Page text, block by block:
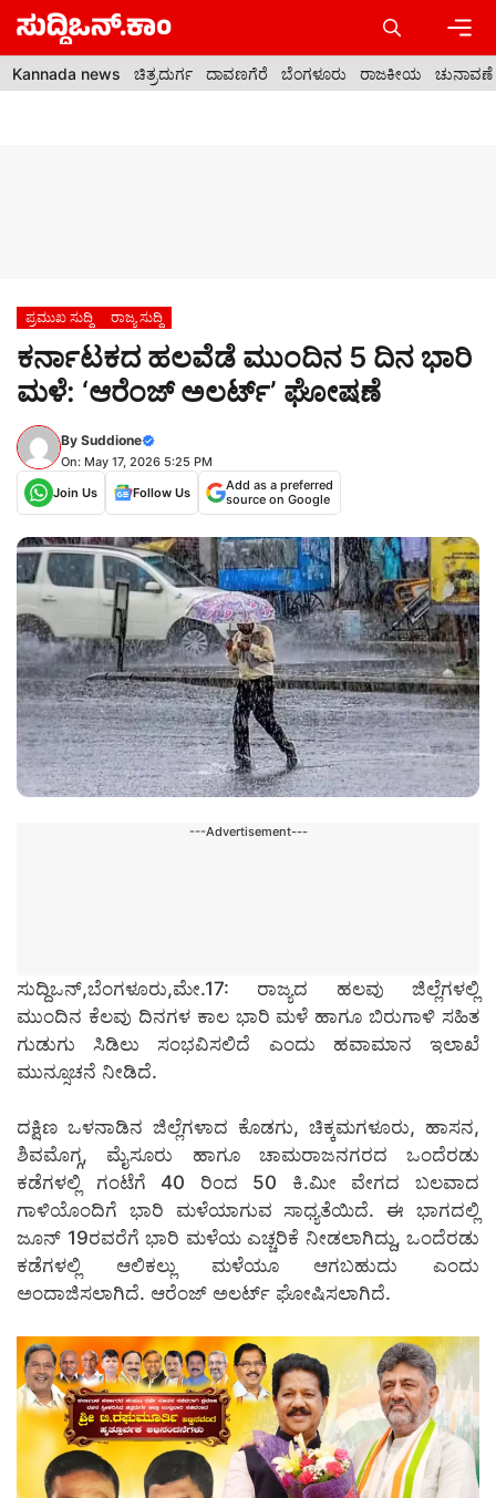
Skip
content
Kannada news ಚಿತ್ರದುರ್ಗ ದಾವಣಗೆರೆ ಬೆಂಗಳೂರು ರಾಜಕೀಯ ಚುನಾವಣೆ
ಪ್ರಮುಖ ಸುದ್ದಿ ರಾಜ್ಯ ಸುದ್ದಿ
ಕರ್ನಾಟಕದ ಹಲವೆಡೆ ಮುಂದಿನ 5 ದಿನ ಭಾರಿ
ಮಳೆ: ‘ಆರೆಂಜ್ ಅಲರ್ಟ್’ ಘೋಷಣೆ
By Suddione
On: May 17, 2026 5:25 PM
Join Us
Follow Us
Add as a preferred
source on Google
---Advertisement---
ಸುದ್ದಿಒನ್,ಬೆಂಗಳೂರು,ಮೇ.17: ರಾಜ್ಯದ ಹಲವು ಜಿಲ್ಲೆಗಳಲ್ಲಿ
ಮುಂದಿನ ಕೆಲವು ದಿನಗಳ ಕಾಲ ಭಾರಿ ಮಳೆ ಹಾಗೂ ಬಿರುಗಾಳಿ ಸಹಿತ
ಗುಡುಗು ಸಿಡಿಲು ಸಂಭವಿಸಲಿದೆ ಎಂದು ಹವಾಮಾನ ಇಲಾಖೆ
ಮುನ್ಸೂಚನೆ ನೀಡಿದೆ.
ದಕ್ಷಿಣ ಒಳನಾಡಿನ ಜಿಲ್ಲೆಗಳಾದ ಕೊಡಗು, ಚಿಕ್ಕಮಗಳೂರು, ಹಾಸನ,
ಶಿವಮೊಗ್ಗ, ಮೈಸೂರು ಹಾಗೂ ಚಾಮರಾಜನಗರದ ಒಂದೆರಡು
ಕಡೆಗಳಲ್ಲಿ ಗಂಟೆಗೆ 40 ರಿಂದ 50 ಕಿ.ಮೀ ವೇಗದ ಬಲವಾದ
ಗಾಳಿಯೊಂದಿಗೆ ಭಾರಿ ಮಳೆಯಾಗುವ ಸಾಧ್ಯತೆಯಿದೆ. ಈ ಭಾಗದಲ್ಲಿ
ಜೂನ್ 19ರವರೆಗೆ ಭಾರಿ ಮಳೆಯ ಎಚ್ಚರಿಕೆ ನೀಡಲಾಗಿದ್ದು, ಒಂದೆರಡು
ಕಡೆಗಳಲ್ಲಿ ಆಲಿಕಲ್ಲು ಮಳೆಯೂ ಆಗಬಹುದು ಎಂದು
ಅಂದಾಜಿಸಲಾಗಿದೆ. ಆರೆಂಜ್ ಅಲರ್ಟ್ ಘೋಷಿಸಲಾಗಿದೆ.